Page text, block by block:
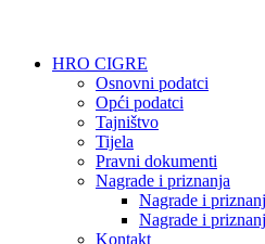
HRO CIGRE
Osnovni podatci​
Opći podatci
Tajništvo
Tijela
Pravni dokumenti
Nagrade i priznanja
Nagrade i
Nagrade i
Kontakt